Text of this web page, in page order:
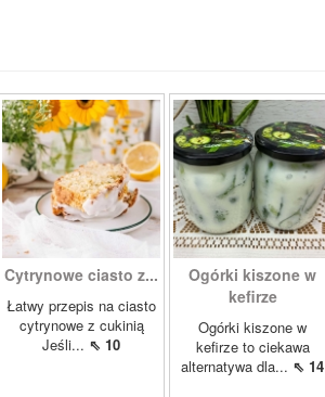
Cytrynowe ciasto z...
Łatwy przepis na ciasto
cytrynowe z cukinią
Jeśli... ⇖ 10
Ogórki kiszone w
kefirze
Ogórki kiszone w
kefirze to ciekawa
alternatywa dla... ⇖ 14